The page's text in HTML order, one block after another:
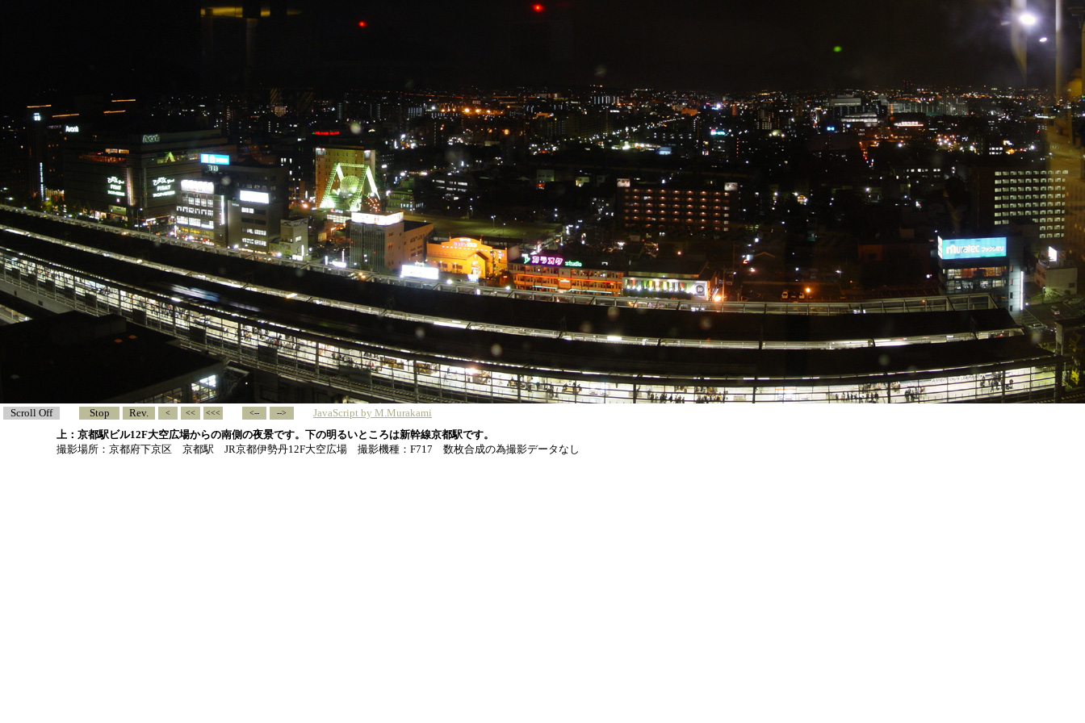
Scroll Off Stop Rev. > >> >>> <-- -->
JavaScript by M.Murakami
上：京都駅ビル12F大空広場からの南側の夜景です。下の明るいところは新幹線京都駅です。
撮影場所：京都府下京区 京都駅 JR京都伊勢丹12F大空広場 撮影機種：F717 数枚合成の為撮影データなし